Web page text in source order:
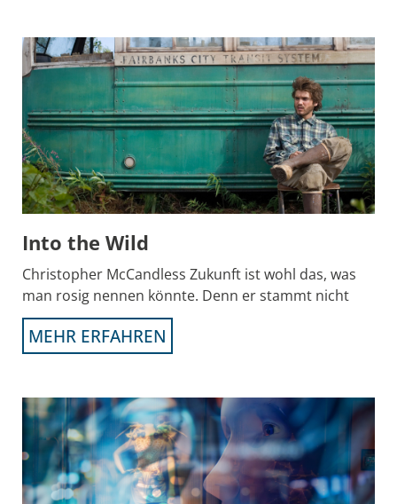
Into the Wild
Christopher McCandless Zukunft ist wohl das, was
man rosig nennen könnte. Denn er stammt nicht
MEHR ERFAHREN